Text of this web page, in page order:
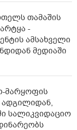
თამაშის
-
ამსახველი
მედიაში
მარყოფის
ადგილიდან,
სალიკვიდაციო